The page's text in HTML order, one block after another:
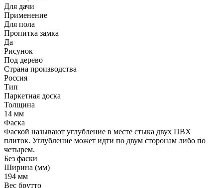
Для дачи
Применение
Для пола
Пропитка замка
Да
Рисунок
Под дерево
Страна производства
Россия
Тип
Паркетная доска
Толщина
14 мм
Фаска
Фаской называют углубление в месте стыка двух ПВХ
плиток. Углубление может идти по двум сторонам либо по
четырем.
Без фаски
Ширина (мм)
194 мм
Вес брутто